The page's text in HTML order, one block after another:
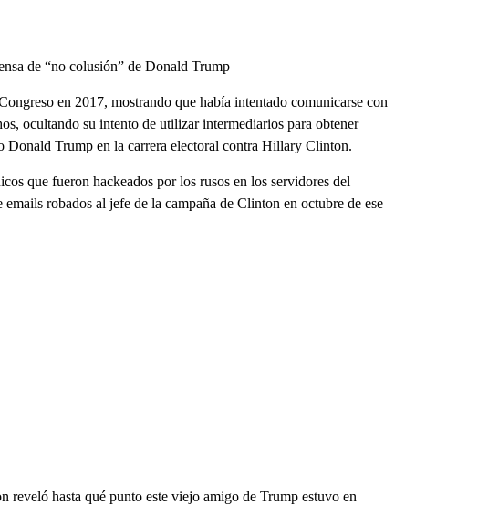
de “no colusión” de Donald Trump
en 2017, mostrando que había intentado comunicarse con
ocultando su intento de utilizar intermediarios para obtener
Donald Trump en la carrera electoral contra Hillary Clinton.
que fueron hackeados por los rusos en los servidores del
robados al jefe de la campaña de Clinton en octubre de ese
reveló hasta qué punto este viejo amigo de Trump estuvo en